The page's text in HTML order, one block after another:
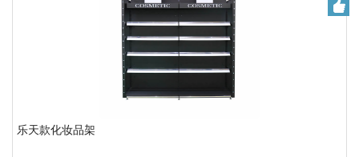
乐天款化妆品架